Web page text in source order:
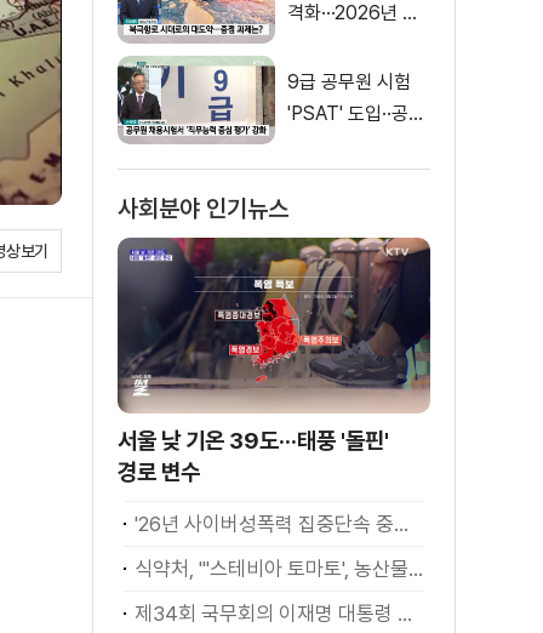
보기
격화···2026년 해
은?
9급 공무원 시험
'PSAT' 도입··공정
사회분야 인기뉴스
서울 낮 기온 39도···태풍 '돌핀'
경로 변수
'26년 사이버성폭력 집중단속 중간성과 발표···향후 추진계획은?
식약처, "'스테비아 토마토', 농산물 아닌 가공식품"
제34회 국무회의 이재명 대통령 모두발언